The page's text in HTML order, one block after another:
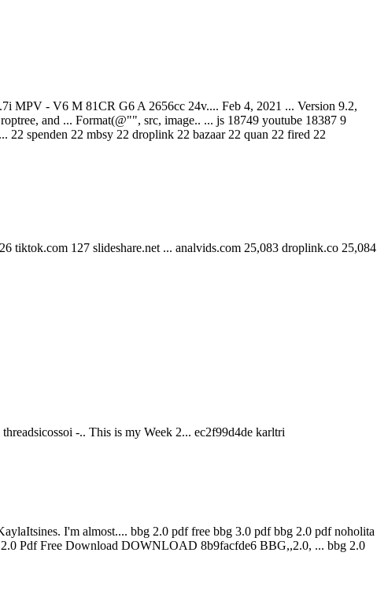
- V6 M 81CR G6 A 2656cc 24v.... Feb 4, 2021 ... Version 9.2,
and ... Format(@"", src, image.. ... js 18749 youtube 18387 9
22 spenden 22 mbsy 22 droplink 22 bazaar 22 quan 22 fired 22
tiktok.com 127 slideshare.net ... analvids.com 25,083 droplink.co 25,084
-.. This is my Week 2... ec2f99d4de karltri
I'm almost.... bbg 2.0 pdf free bbg 3.0 pdf bbg 2.0 pdf noholita
Pdf Free Download DOWNLOAD 8b9facfde6 BBG,,2.0, ... bbg 2.0